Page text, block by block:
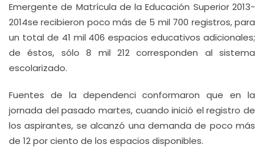
Emergente de Matrícula de la Educación Superior 2013-
2014se recibieron poco más de 5 mil 700 registros, para
un total de 41 mil 406 espacios educativos adicionales;
de éstos, sólo 8 mil 212 corresponden al sistema
escolarizado.
Fuentes de la dependenci conformaron que en la
jornada del pasado martes, cuando inició el registro de
los aspirantes, se alcanzó una demanda de poco más
de 12 por ciento de los espacios disponibles.